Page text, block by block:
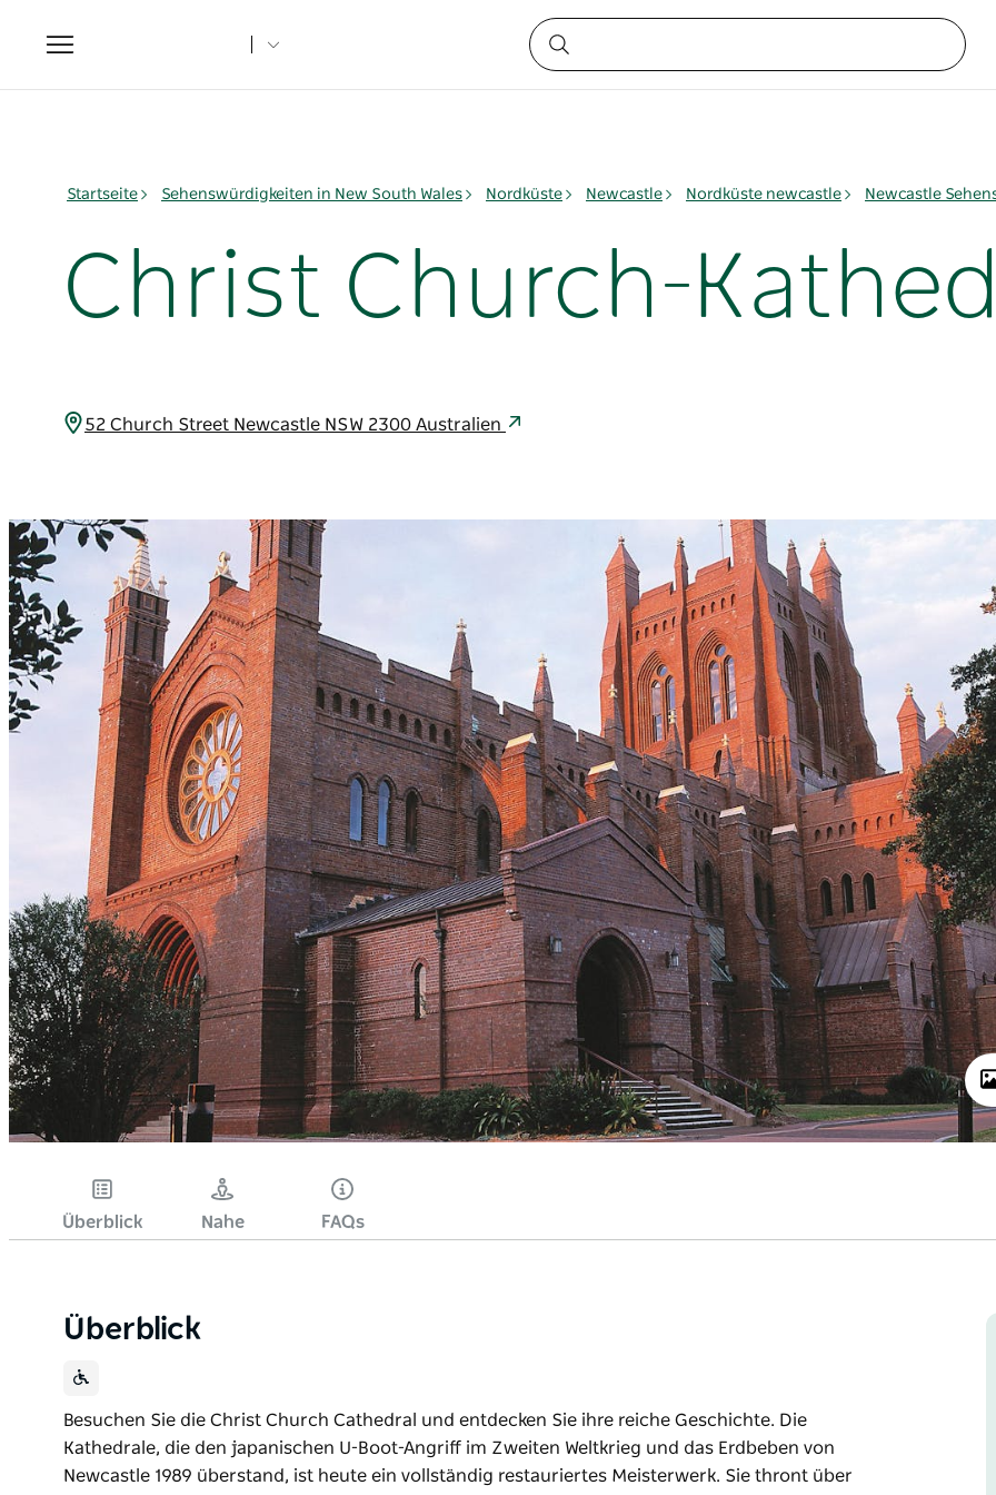
Toggle
navigation
Startseite Sehenswürdigkeiten in New South Wales Nordküste Newcastle Nordküste newcastle Newcastle
Christ Church-
52 Church Street Newcastle NSW 2300 Australien
Überblick Nahe FAQs
Überblick
Besuchen Sie die Christ Church Cathedral und entdecken Sie ihre reiche Geschichte. Die
Kathedrale, die den japanischen U-Boot-Angriff im Zweiten Weltkrieg und das Erdbeben von
Newcastle 1989 überstand, ist heute ein vollständig restauriertes Meisterwerk. Sie thront über